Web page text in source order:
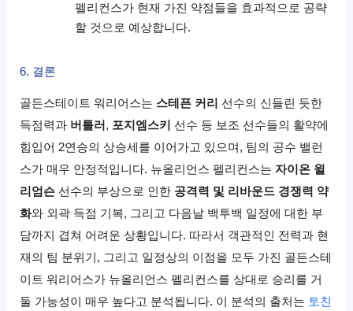
펠리컨스가 현재 가진 약점들을 효과적으로 공략
할 것으로 예상합니다.
6. 결론
골든스테이트 워리어스는 스테픈 커리 선수의 신들린 듯한
득점력과 버틀러 , 포지엠스키
선수 등 보조 선수들의 활약에
힘입어 2연승의 상승세를 이어가고 있으며, 팀의 공수 밸런
스가 매우 안정적입니다. 뉴올리언스 펠리컨스는자이온 윌
리엄슨 선수의 부상으로 인한 공격력 및 리바운드 경쟁력 약
화와 외곽 득점 기복, 그리고 다음날 백투백 일정에 대한 부
담까지 겹쳐 어려운 상황입니다. 따라서 객관적인 전력과 현
재의 팀 분위기, 그리고 일정상의 이점을 모두 가진 골든스테
이트 워리어스가 뉴올리언스 펠리컨스를 상대로 승리를 거
둘 가능성이 매우 높다고 분석됩니다. 이 분석의 출처는 토친